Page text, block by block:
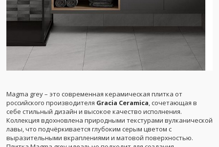
Magma grey – это современная керамическая плитка от
российского производителя Gracia Ceramica , сочетающая в
себе стильный дизайн и высокое качество исполнения.
Коллекция вдохновлена природными текстурами вулканической
лавы, что подчёркивается глубоким серым цветом с
выразительными вкраплениями и матовой поверхностью.